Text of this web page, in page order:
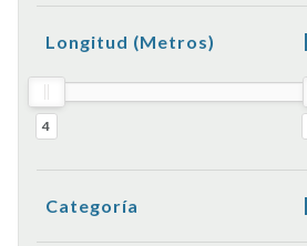
Longitud (metros)
4
Categoría